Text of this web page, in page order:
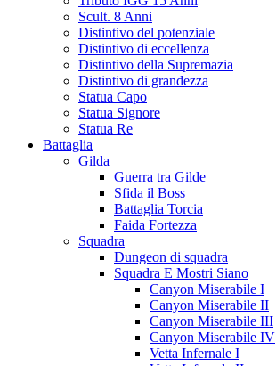
Scult. 8 Anni
Distintivo del potenziale
Distintivo di eccellenza
Distintivo della Supremazia
Distintivo di grandezza
Statua Capo
Statua Signore
Statua Re
Battaglia
Gilda
Guerra tra Gilde
Sfida il Boss
Battaglia Torcia
Faida Fortezza
Squadra
Dungeon di squadra
Squadra E Mostri Siano
Canyon Miserabile I
Canyon Miserabile II
Canyon Miserabile III
Canyon Miserabile IV
Vetta Infernale I